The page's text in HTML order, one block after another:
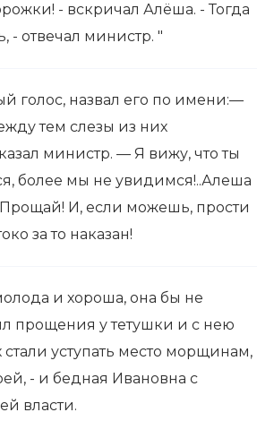
- вскричал Алёша. - Тогда
- отвечал министр. "
голос, назвал его по имени:—
тем слезы из них
министр. — Я вижу, что ты
более мы не увидимся!..Алеша
И, если можешь, прости
за то наказан!
и хороша, она бы не
прощения у тетушки и с нею
уступать место морщинам,
- и бедная Ивановна с
власти.